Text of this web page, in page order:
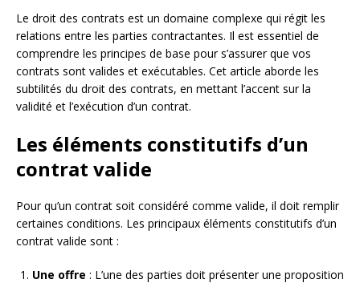
Le droit des contrats est un domaine complexe qui régit les
relations entre les parties contractantes. Il est essentiel de
comprendre les principes de base pour s’assurer que vos
contrats sont valides et exécutables. Cet article aborde les
subtilités du droit des contrats, en mettant l’accent sur la
validité et l’exécution d’un contrat.
Les éléments constitutifs d’un
contrat valide
Pour qu’un contrat soit considéré comme valide, il doit remplir
certaines conditions. Les principaux éléments constitutifs d’un
contrat valide sont :
Une offre : L’une des parties doit présenter une proposition